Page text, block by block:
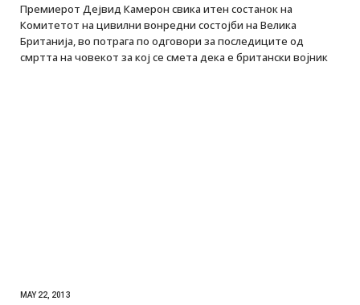
Премиерот Дејвид Камерон свика итен состанок на
Комитетот на цивилни вонредни состојби на Велика
Британија, во потрага по одговори за последиците од
смртта на човекот за кој се смета дека е британски воjник
MAY 22, 2013